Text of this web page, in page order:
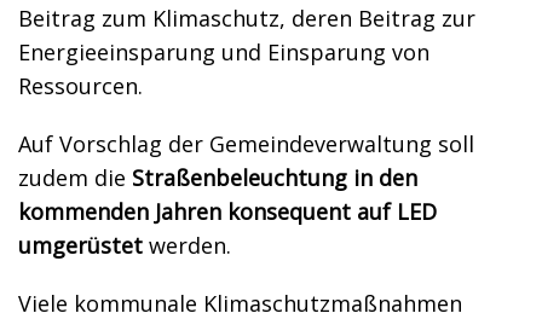
Beitrag zum Klimaschutz, deren Beitrag zur
Energieeinsparung und Einsparung von
Ressourcen.
Auf Vorschlag der Gemeindeverwaltung soll
zudem die Straßenbeleuchtung in den
kommenden Jahren konsequent auf LED
umgerüstet werden.
Viele kommunale Klimaschutzmaßnahmen